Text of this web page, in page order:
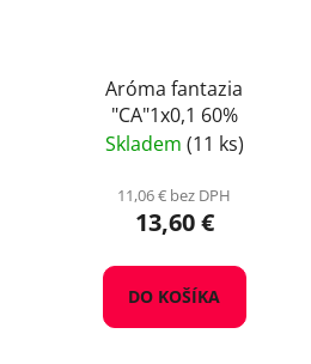
Aróma fantazia
"CA"1x0,1 60%
Skladem (11 ks)
11,06 € bez DPH
13,60 €
DO KOŠÍKA